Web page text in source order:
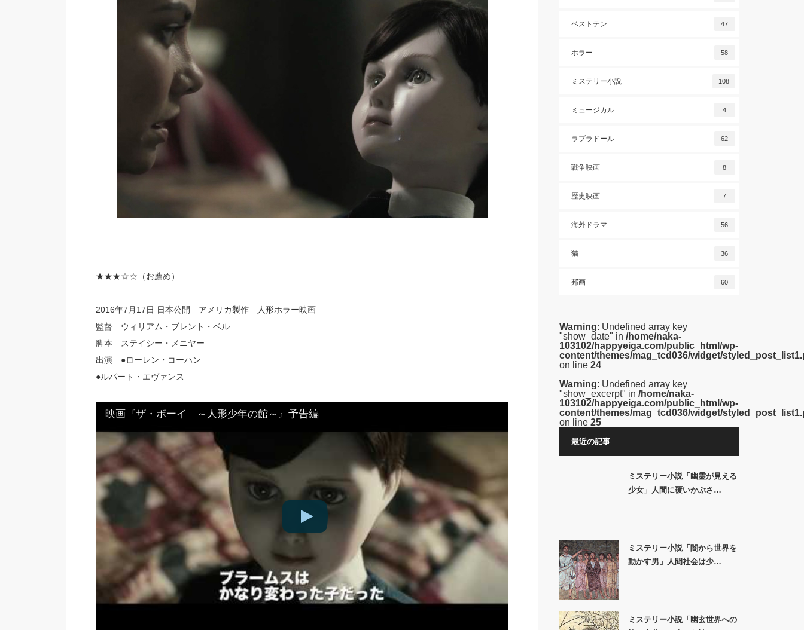
★★★☆☆（お薦め）
2016年7月17日 日本公開 アメリカ製作 人形ホラー映画
監督 ウィリアム・ブレント・ベル
脚本 ステイシー・メニヤー
出演 ●ローレン・コーハン
●ルパート・エヴァンス
映画『ザ・ボーイ ～人形少年の館～』予告編
ベストテン 47
ホラー 58
ミステリー小説 108
ミュージカル 4
ラブラドール 62
戦争映画 8
歴史映画 7
海外ドラマ 56
猫 36
邦画 60
Warning: Undefined array key
"show_date" in /home/naka-
103102/happyeiga.com/public_html/wp-
content/themes/mag_tcd036/widget/
on line 24
Warning: Undefined array key
"show_excerpt" in /home/naka-
103102/happyeiga.com/public_html/wp-
content/themes/mag_tcd036/widget/
on line 25
最近の記事
ミステリー小説「幽霊が見える
少女」人間に覆いかぶさ…
ミステリー小説「闇から世界を
動かす男」人間社会は少…
ミステリー小説「幽玄世界への